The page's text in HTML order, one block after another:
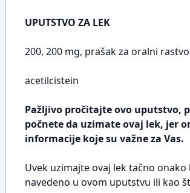
UPUTSTVO ZA LEK
200, 200 mg, prašak za oralni
acetilcistein
Pažljivo pročitajte ovo uputstvo,
počnete da uzimate ovaj lek, jer
informacije koje su važne za Vas.
Uvek uzimajte ovaj lek tačno onako
navedeno u ovom uputstvu ili kao